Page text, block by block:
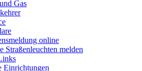
Gas
online
Straßenleuchten melden
Einrichtungen